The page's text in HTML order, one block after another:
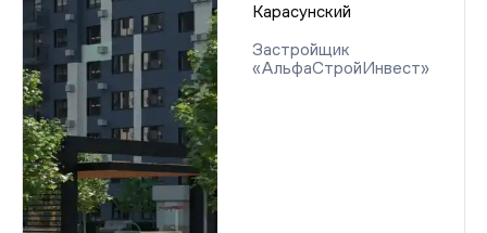
Карасунский
Застройщик
«АльфаСтройИнвест»